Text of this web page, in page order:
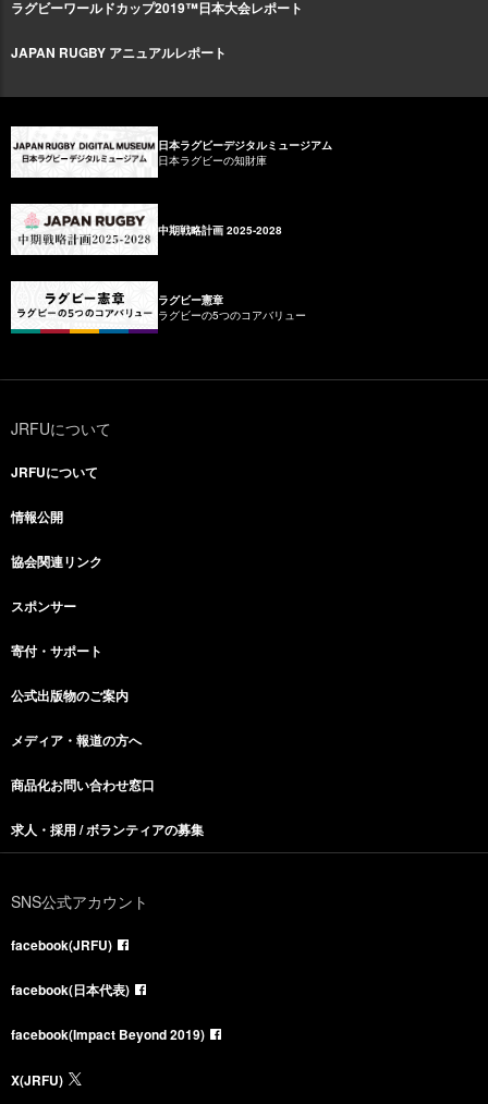
ラグビーワールドカップ2019™日本大会レポート
JAPAN RUGBY アニュアルレポート
日本ラグビーデジタルミュージアム
日本ラグビーの知財庫
中期戦略計画 2025-2028
ラグビー憲章
ラグビーの5つのコアバリュー
JRFUについて
JRFUについて
情報公開
協会関連リンク
スポンサー
寄付・サポート
公式出版物のご案内
メディア・報道の方へ
商品化お問い合わせ窓口
求人・採用 / ボランティアの募集
SNS公式アカウント
facebook(JRFU)
facebook(日本代表)
facebook(Impact Beyond 2019)
X(JRFU)